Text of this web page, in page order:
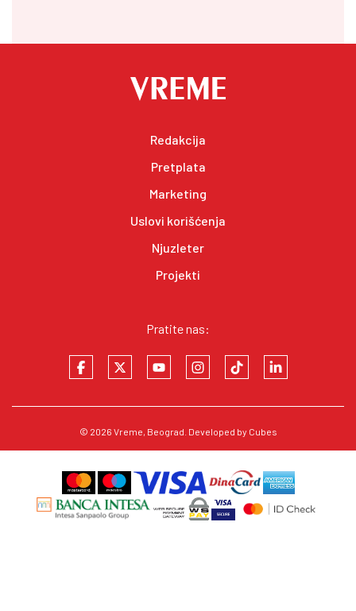
Redakcija
Pretplata
Marketing
Uslovi korišćenja
Njuzleter
Projekti
Pratite nas:
© 2026 Vreme, Beograd. Developed by Cubes